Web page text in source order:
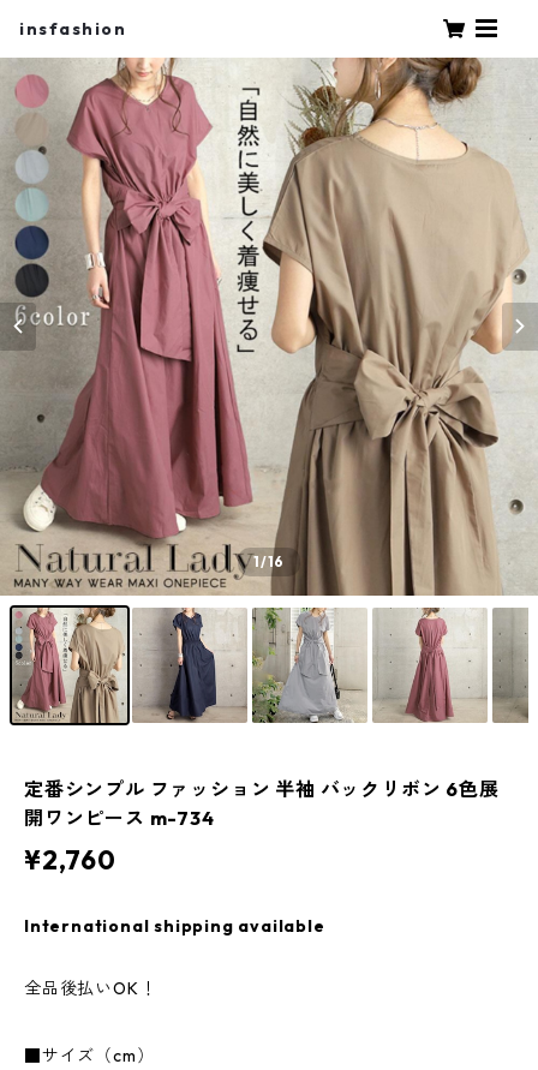
insfashion
1/16
定番シンプル ファッション 半袖 バックリボン 6色展
開ワンピース m-734
¥2,760
International shipping available
全品後払いOK！
■サイズ（cm）